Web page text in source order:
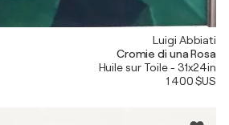
Luigi Abbiati
Cromie di una Rosa
Huile sur Toile - 31x24in
1 400 $US